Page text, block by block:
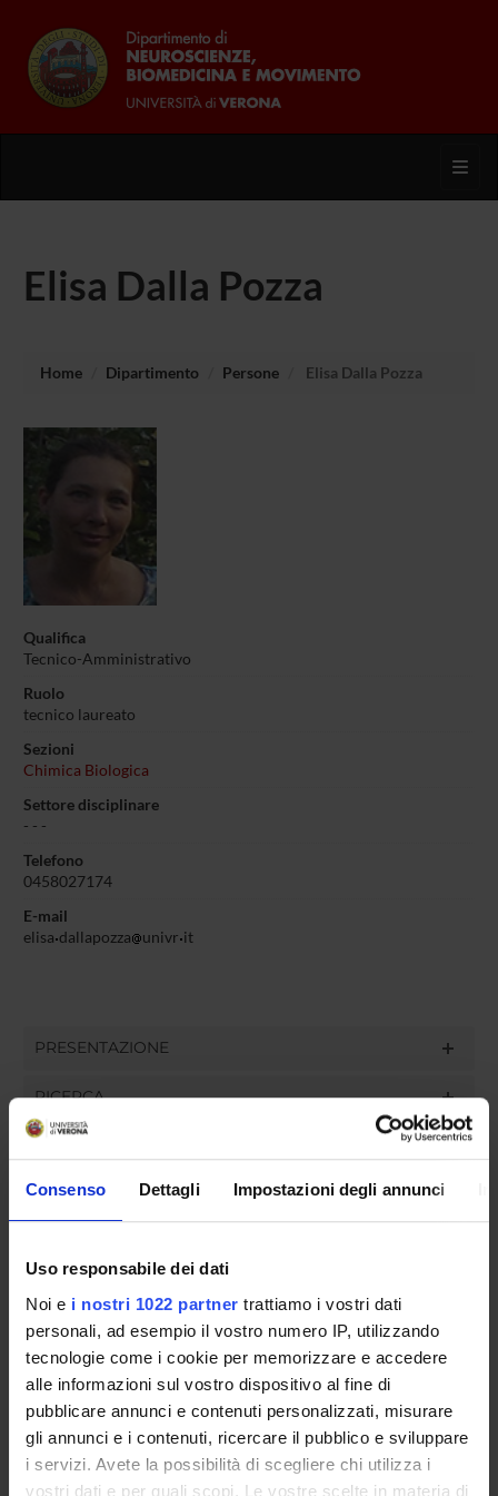
Consenso Dettagli Impostazioni degli annunci
Uso responsabile dei dati
Noi e i nostri 1022 partner trattiamo i vostri dati
personali, ad esempio il vostro numero IP, utilizzando
tecnologie come i cookie per memorizzare e accedere
alle informazioni sul vostro dispositivo al fine di
pubblicare annunci e contenuti personalizzati, misurare
gli annunci e i contenuti, ricercare il pubblico e sviluppare
i servizi. Avete la possibilità di scegliere chi utilizza i
vostri dati e per quali scopi. Le vostre scelte in materia di
Elisa Dalla Pozza
Home Dipartimento Persone Elisa Dalla Pozza
Qualifica
Tecnico-Amministrativo
Ruolo
tecnico laureato
Sezioni
Chimica Biologica
Settore disciplinare
- - -
Telefono
0458027174
E-mail
elisa dallapozza univr it
PRESENTAZIONE
RICERCA
PUBBLICAZIONI
INCARICHI
ORGANIZZAZIONE
GOVERNANCE
COMMISSIONI
UFFICI E STRUTTURE DI SERVIZIO